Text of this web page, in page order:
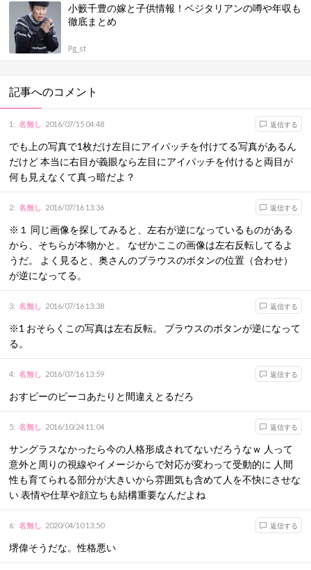
小籔千豊の嫁と子供情報！ベジタリアンの噂や年収も
徹底まとめ
Pg_st
記事へのコメント
1 : 名無し 2016/07/15 04:48 返信する
でも上の写真で1枚だけ左目にアイパッチを付けてる写真があるん
だけど 本当に右目が義眼なら左目にアイパッチを付けると両目が
何も見えなくて真っ暗だよ？
2: 名無し 2016/07/16 13:36 返信する
※１ 同じ画像を探してみると、左右が逆になっているものがある
から、そちらが本物かと。 なぜかここの画像は左右反転してるよ
うだ。 よく見ると、奥さんのブラウスのボタンの位置（合わせ）
が逆になってる。
3: 名無し 2016/07/16 13:38 返信する
※1 おそらくこの写真は左右反転。 ブラウスのボタンが逆になって
る。
4: 名無し 2016/07/16 13:59 返信する
おすピーのピーコあたりと間違えとるだろ
5: 名無し 2016/10/24 11:04 返信する
サングラスなかったら今の人格形成されてないだろうなｗ 人って
意外と周りの視線やイメージからで対応が変わって受動的に 人間
性も育てられる部分が大きいから雰囲気も含めて人を不快にさせな
い 表情や仕草や顔立ちも結構重要なんだよね
6: 名無し 2020/04/10 13:50 返信する
堺偉そうだな。性格悪い